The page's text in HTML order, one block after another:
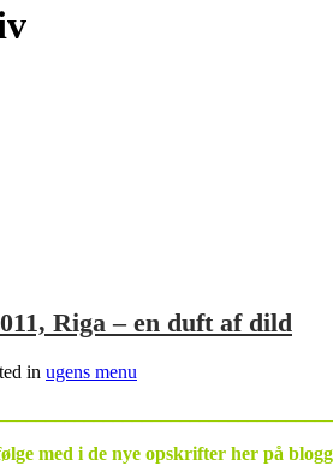
Riga – en duft af dild
in ugens menu
med i de nye opskrifter her på